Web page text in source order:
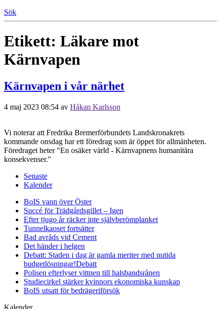
Sök
Etikett: Läkare mot
Kärnvapen
Kärnvapen i vår närhet
4 maj 2023 08:54 av Håkan Karlsson
Vi noterar att Fredrika Bremerförbundets Landskronakrets
kommande onsdag har ett föredrag som är öppet för allmänheten.
Föredraget heter "En osäker värld - Kärnvapnens humanitära
konsekvenser."
Senaste
Kalender
BoIS vann över Öster
Succé för Trädgårdsgillet – Igen
Efter tjugo år räcker inte självberömplanket
Tunnelkaoset fortsätter
Bad avråds vid Cement
Det händer i helgen
Debatt: Staden i dag är gamla meriter med nutida
budgetlösningar!Debatt
Polisen efterlyser vittnen till halsbandsrånen
Studiecirkel stärker kvinnors ekonomiska kunskap
BoIS utsatt för bedrägeriförsök
Kalender